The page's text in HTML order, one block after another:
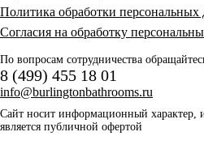
Политика обработки
Согласия на обработку
По вопросам сотрудничества
8 (499) 455 18 01
info@burlingtonbathrooms.ru
Сайт носит информационный характер,
является публичной офертой